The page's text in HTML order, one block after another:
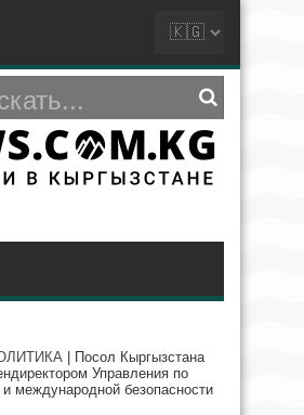
Посол Кыргызстана
Управления по
международной безопасности